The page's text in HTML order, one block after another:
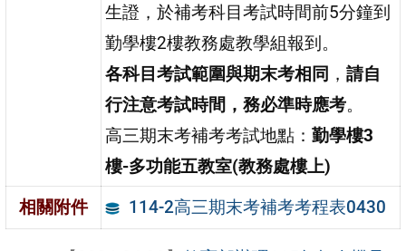
生證，於補考科目考試時間前5分鐘到
勤學樓2樓教務處教學組報到。
各科目考試範圍與期末考相同 ，請自
行注意考試時間，務必準時應考。
高三期末考補考考試地點：勤學樓3
樓-多功能五教室(教務處樓上)
相關附件
114-2高三期末考補考考程表0430